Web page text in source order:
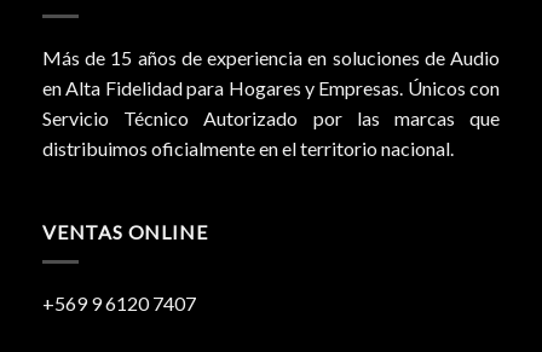
Más de 15 años de experiencia en soluciones de Audio
en Alta Fidelidad para Hogares y Empresas. Únicos con
Servicio Técnico Autorizado por las marcas que
distribuimos oficialmente en el territorio nacional.
VENTAS ONLINE
+569 9 6120 7407